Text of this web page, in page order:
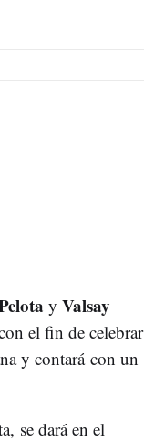
y Valsay
el fin de celebrar
y contará con un
se dará en el